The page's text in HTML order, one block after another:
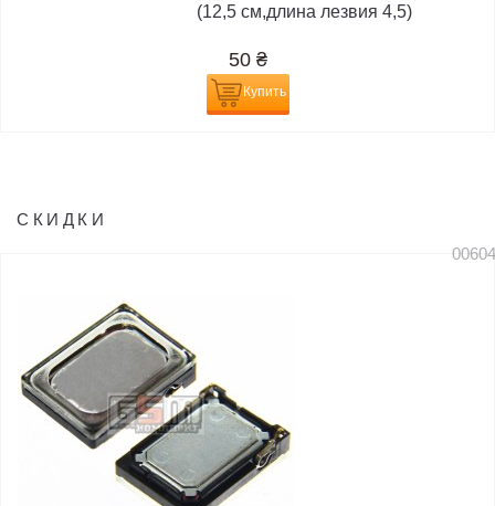
(12,5 см,длина лезвия 4,5)
50 ₴
Купить
СКИДКИ